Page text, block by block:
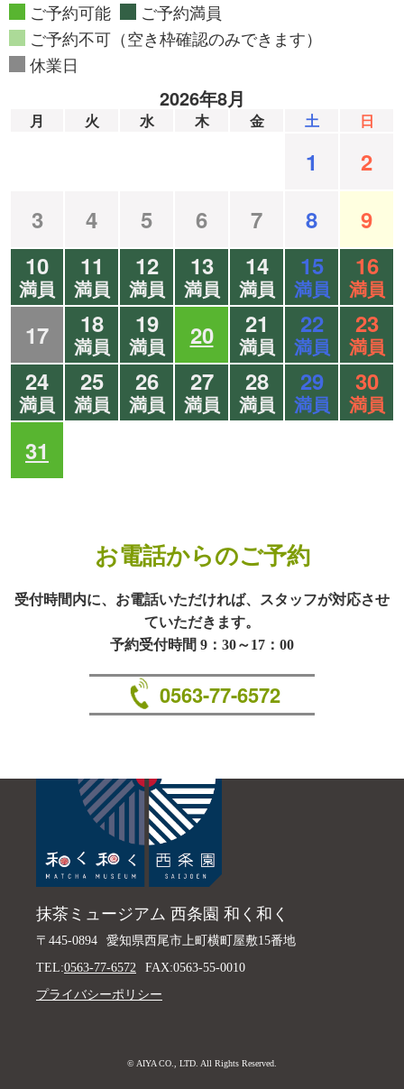
ご予約可能
ご予約満員
ご予約不可（空き枠確認のみできます）
休業日
2026年8月
月 火 水 木 金 土 日
1
2
3
4 5 6 7 8
9
10
満員
11
満員
12
満員
13
満員
14
満員
15
満員
16
満員
17 18
満員
19
満員 20 21
満員
22
満員
23
満員
24
満員
25
満員
26
満員
27
満員
28
満員
29
満員
30
満員
31
お電話からのご予約
受付時間内に、お電話いただければ、スタッフが対応させ
ていただきます。
予約受付時間 9：30～17：00
0563-77-6572
抹茶ミュージアム 西条園 和く和く
〒445-0894
愛知県西尾市上町横町屋敷15番地
TEL:0563-77-6572
FAX:0563-55-0010
プライバシーポリシー
© AIYA CO., LTD. All Rights Reserved.